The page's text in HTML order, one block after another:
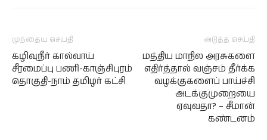
முந்தைய செய்தி
கழிவுநீர் கால்வாய்
சீரமைப்பு பணி-காஞ்சிபுரம்
தொகுதி-நாம் தமிழர் கட்சி
அடுத்த செய்தி
மத்திய மாநில அரசுகளை
எதிர்த்தால் வஞ்சம் தீர்க்க
வழக்குகளைப் பாய்ச்சி
அடக்குமுறையை
ஏவுவதா? – சீமான்
கண்டனம்